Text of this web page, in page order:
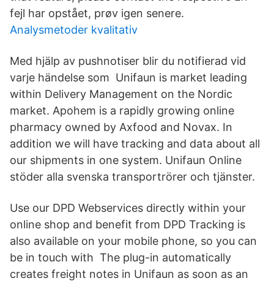
fejl har opstået, prøv igen senere.
Analysmetoder kvalitativ
Med hjälp av pushnotiser blir du notifierad vid
varje händelse som Unifaun is market leading
within Delivery Management on the Nordic
market. Apohem is a rapidly growing online
pharmacy owned by Axfood and Novax. In
addition we will have tracking and data about all
our shipments in one system. Unifaun Online
stöder alla svenska transportrörer och tjänster.
Use our DPD Webservices directly within your
online shop and benefit from DPD Tracking is
also available on your mobile phone, so you can
be in touch with The plug-in automatically
creates freight notes in Unifaun as soon as an